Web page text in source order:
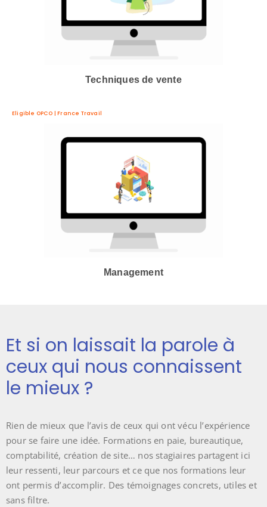
Techniques de vente
Eligible OPCO | France Travail
Management
Et si on laissait la parole à
ceux qui nous connaissent
le mieux ?
Rien de mieux que l’avis de ceux qui ont vécu l’expérience
pour se faire une idée. Formations en paie, bureautique,
comptabilité, création de site… nos stagiaires partagent ici
leur ressenti, leur parcours et ce que nos formations leur
ont permis d’accomplir. Des témoignages concrets, utiles et
sans filtre.